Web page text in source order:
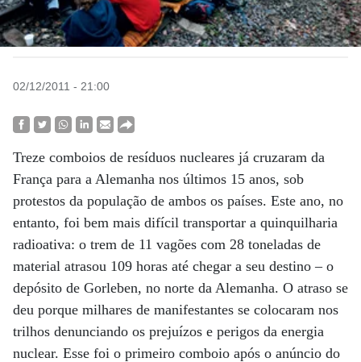
02/12/2011 - 21:00
Treze comboios de resíduos nucleares já cruzaram da
França para a Alemanha nos últimos 15 anos, sob
protestos da população de ambos os países. Este ano, no
entanto, foi bem mais difícil transportar a quinquilharia
radioativa: o trem de 11 vagões com 28 toneladas de
material atrasou 109 horas até chegar a seu destino – o
depósito de Gorleben, no norte da Alemanha. O atraso se
deu porque milhares de manifestantes se colocaram nos
trilhos denunciando os prejuízos e perigos da energia
nuclear. Esse foi o primeiro comboio após o anúncio do